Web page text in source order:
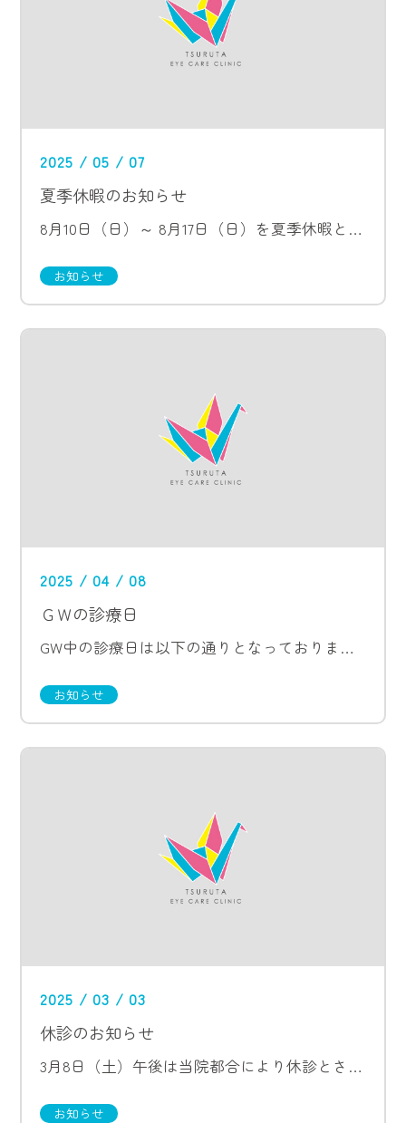
2025 / 05 / 07
夏季休暇のお知らせ
8月10日（日）～ 8月17日（日）を夏季休暇とさせていただきます。 何卒ご了承の程お願い申し上げます。
お知らせ
2025 / 04 / 08
ＧＷの診療日
GW中の診療日は以下の通りとなっております。 4/28 診療 4/29 休診 4/30 診療 5/1〜5/6 休診
お知らせ
2025 / 03 / 03
休診のお知らせ
3月8日（土）午後は当院都合により休診とさせて頂きます。
お知らせ